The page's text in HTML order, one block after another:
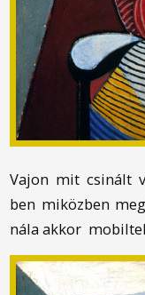
Vajon mit csinált
ben miközben
nála akkor